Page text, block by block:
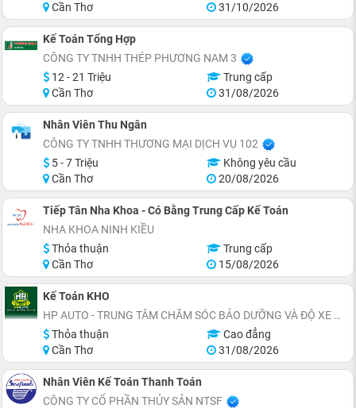
Cần Thơ
31/10/2026
Kế Toán Tổng Hợp
CÔNG TY TNHH THÉP PHƯƠNG NAM 3
12 - 21 Triệu
Trung cấp
Cần Thơ
31/08/2026
Nhân Viên Thu Ngân
CÔNG TY TNHH THƯƠNG MẠI DỊCH VỤ 102
5 - 7 Triệu
Không yêu cầu
Cần Thơ
20/08/2026
Tiếp Tân Nha Khoa - Có Bằng Trung Cấp Kế Toán
NHA KHOA NINH KIỀU
Thỏa thuận
Trung cấp
Cần Thơ
15/08/2026
Kế Toán KHO
HP AUTO - TRUNG TÂM CHĂM SÓC BẢO DƯỠNG VÀ ĐỘ XE Ô TÔ
Thỏa thuận
Cao đẳng
Cần Thơ
31/08/2026
Nhân Viên Kế Toán Thanh Toán
CÔNG TY CỔ PHẦN THỦY SẢN NTSF